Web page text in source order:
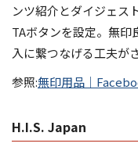
ンツ紹介とダイジェス
TAボタンを設定。無
入に繋つなげる工夫が
参照:無印用品｜
H.I.S. Japan